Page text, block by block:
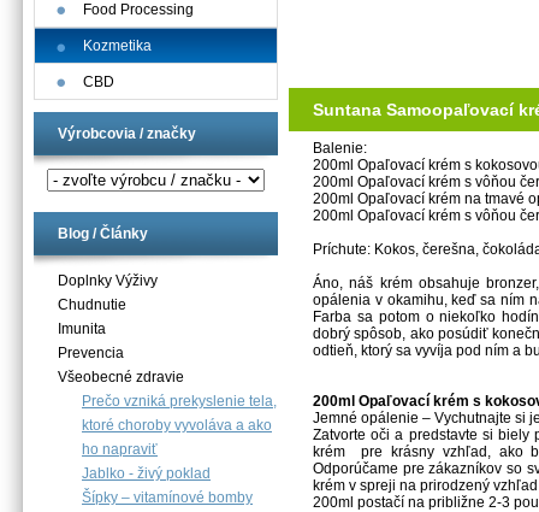
Food Processing
Kozmetika
CBD
Výrobcovia / značky
Blog / Články
Doplnky Výživy
Chudnutie
Imunita
Prevencia
Všeobecné zdravie
Prečo vzniká prekyslenie tela,
ktoré choroby vyvoláva a ako
ho napraviť
Jablko - živý poklad
Šípky – vitamínové bomby
Suntana Samoopaľovací
Balenie:
200ml Opaľovací krém s
200ml Opaľovací krém s vôňou
200ml Opaľovací krém na tmavé
200ml Opaľovací krém s
Príchute: Kokos, čerešna,
Áno, náš krém obsahuje
opálenia v okamihu, keď sa ním
Farba sa potom o niekoľko
dobrý spôsob, ako posúdiť
odtieň, ktorý sa vyvíja pod ním a
200ml Opaľovací krém s
Jemné opálenie – Vychutnajte si
Zatvorte oči a predstavte si biely
krém pre krásny vzhľad, ako
Odporúčame pre zákazníkov so
krém v spreji na prirodzený
200ml postačí na približne 2-3